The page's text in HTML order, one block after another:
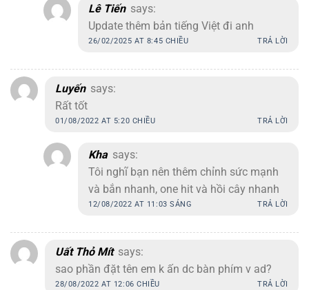
Lê Tiến says:
Update thêm bản tiếng Việt đi anh
26/02/2025 AT 8:45 CHIỀU TRẢ LỜI
Luyến says:
Rất tốt
01/08/2022 AT 5:20 CHIỀU TRẢ LỜI
Kha says:
Tôi nghĩ bạn nên thêm chỉnh sức mạnh
và bắn nhanh, one hit và hồi cây nhanh
12/08/2022 AT 11:03 SÁNG TRẢ LỜI
Uất Thỏ Mít says:
sao phần đặt tên em k ấn dc bàn phím v ad?
28/08/2022 AT 12:06 CHIỀU TRẢ LỜI